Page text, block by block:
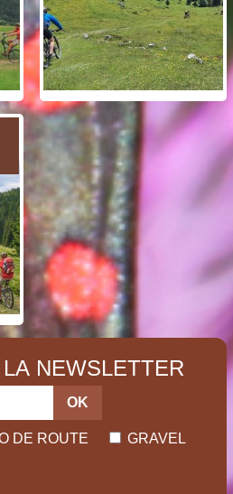
NEWSLETTER
OK
DE ROUTE
GRAVEL